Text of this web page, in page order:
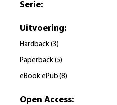
Serie:
Uitvoering:
Hardback (3 )
Paperback (5)
eBook ePub (8)
Open Access: